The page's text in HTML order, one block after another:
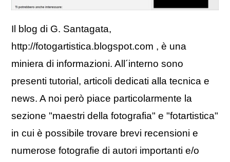
Il blog di G. Santagata,
http://fotogartistica.blogspot.com , è una
miniera di informazioni. All´interno sono
presenti tutorial, articoli dedicati alla tecnica e
news. A noi però piace particolarmente la
sezione "maestri della fotografia" e "fotartistica"
in cui è possibile trovare brevi recensioni e
numerose fotografie di autori importanti e/o